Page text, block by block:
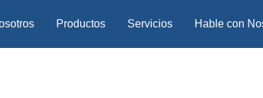
Productos Servicios Hable con